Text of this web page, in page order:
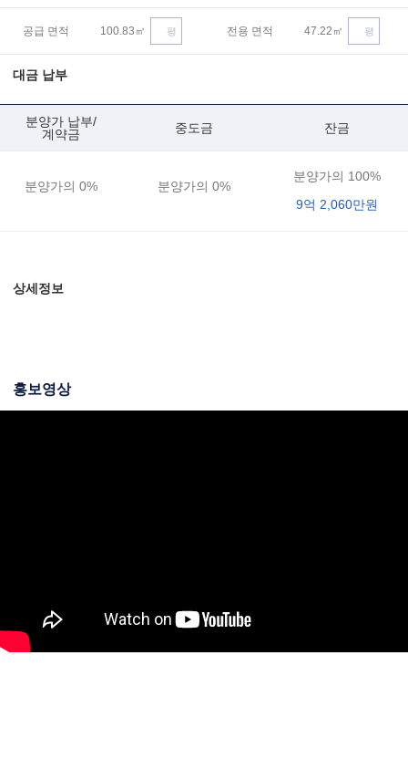
공급 면적 100.83 ㎡ 평 전용 면적 47.22 ㎡ 평
대금 납부
분양가 납부/
계약금
중도금 잔금
분양가의0% 분양가의 0%
분양가의 100%
9억 2,060만원
상세정보
홍보영상